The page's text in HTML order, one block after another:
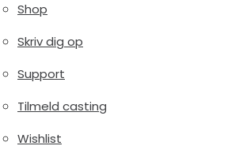
Shop
Skriv dig op
Support
Tilmeld casting
Wishlist